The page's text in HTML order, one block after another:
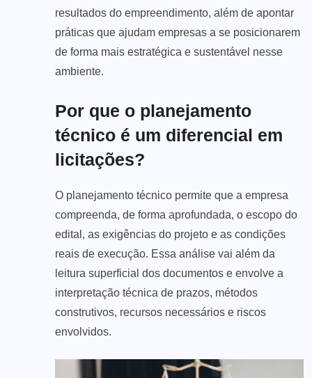
resultados do empreendimento, além de apontar
práticas que ajudam empresas a se posicionarem
de forma mais estratégica e sustentável nesse
ambiente.
Por que o planejamento
técnico é um diferencial em
licitações?
O planejamento técnico permite que a empresa
compreenda, de forma aprofundada, o escopo do
edital, as exigências do projeto e as condições
reais de execução. Essa análise vai além da
leitura superficial dos documentos e envolve a
interpretação técnica de prazos, métodos
construtivos, recursos necessários e riscos
envolvidos.